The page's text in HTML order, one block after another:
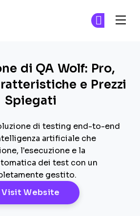
di QA Wolf: Pro,
e Prezzi
Spiegati
di testing end-to-end
artificiale che
l'esecuzione e la
dei test con un
gestito.
Visit Website Opens New